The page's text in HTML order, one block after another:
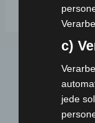
c)
jede